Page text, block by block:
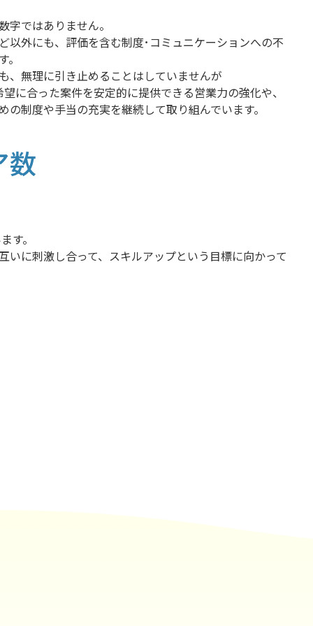
字ではありません。
以外にも、評価を含む制度･コミュニケーションへの不
。
、無理に引き止めることはしていませんが
に合った案件を安定的に提供できる営業力の強化や、
制度や手当の充実を継続して取り組んでいます。
数
す。
いに刺激し合って、スキルアップという目標に向かって